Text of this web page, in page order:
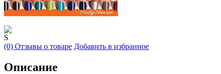
S
(0) Отзывы о товаре Добавить в избранное
Описание